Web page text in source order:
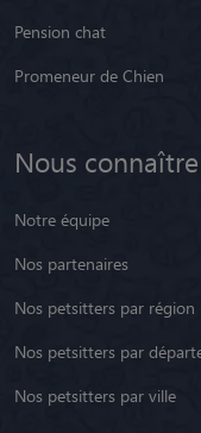
Pension chat
Promeneur de Chien
Nous connaître
Notre équipe
Nos partenaires
Nos petsitters par région
Nos petsitters par
Nos petsitters par ville